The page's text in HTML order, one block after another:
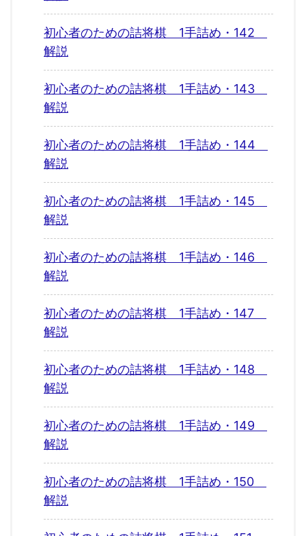
初心者のための詰将棋 1手詰め・142
解説
初心者のための詰将棋 1手詰め・143
解説
初心者のための詰将棋 1手詰め・144
解説
初心者のための詰将棋 1手詰め・145
解説
初心者のための詰将棋 1手詰め・146
解説
初心者のための詰将棋 1手詰め・147
解説
初心者のための詰将棋 1手詰め・148
解説
初心者のための詰将棋 1手詰め・149
解説
初心者のための詰将棋 1手詰め・150
解説